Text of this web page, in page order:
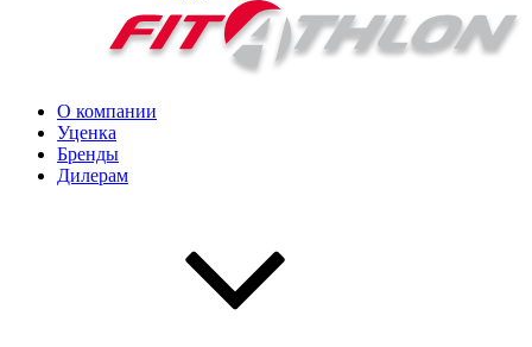
О компании
Уценка
Бренды
Дилерам